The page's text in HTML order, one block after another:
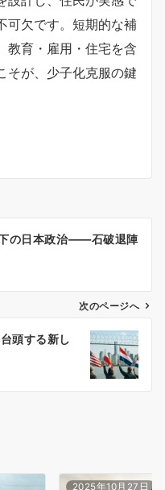
可欠です。短期的な補
教育・雇用・住宅を含
そが、少子化克服の鍵
の日本政治――石破退陣
次のページへ
頭する新し
2025年10月27日